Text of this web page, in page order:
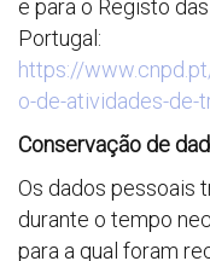
e para o Registo
Portugal:
https://
o-de-atividades-de-
Conservação de
Os dados pessoais
durante o tempo
para a qual foram